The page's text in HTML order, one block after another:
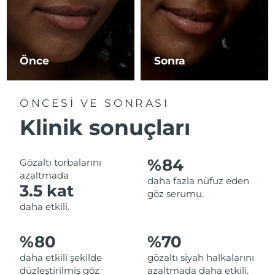
Önce Sonra
ÖNCESİ VE SONRASI
Klinik sonuçları
Gözaltı torbalarını
azaltmada
3.5 kat
daha etkili.
%84
daha fazla nüfuz eden
göz serumu.
%80
daha etkili şekilde
düzleştirilmiş göz
%70
gözaltı siyah halkalarını
azaltmada daha etkili.
İsrail
Tahmini teslim tarihi
14/08/2026
İtalya
Tahmini teslim tarihi
Japonya
Jersey
Tahmini teslim tarihi
Kazakistan
Tahmini teslim tarihi
12/08/2026
Kuveyt
Letonya
Tahmini teslim tarihi